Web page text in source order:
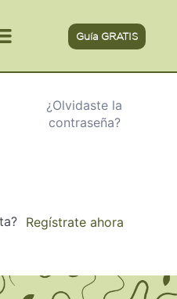
Guía GRATIS
¿Olvidaste la
contraseña?
Regístrate ahora